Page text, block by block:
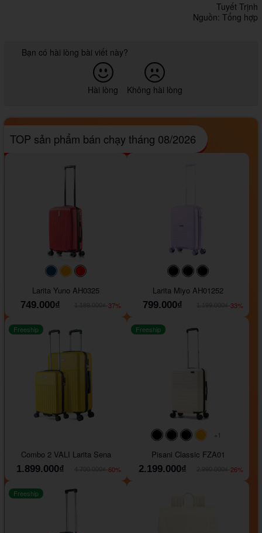
Tuyết Trịnh
Nguồn: Tổng hợp
Bạn có hài lòng bài viết này?
Hài lòng Không hài lòng
TOP sản phẩm bán chạy tháng 08/2026
#093f69#ffa500
Larita Yuno AH0325
749.000₫
-37%
#000000#000000
Larita Miyo AH01252
799.000₫
-33%
Freeship
Combo 2 VALI Larita Sena
1.899.000₫
-60%
#000000#000000
#000000
#ffa500
+1
Freeship
Pisani Classic FZA01
2.199.000₫
-26%
Freeship